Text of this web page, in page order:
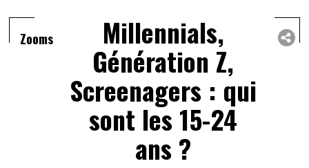
Zooms Millennials,
Génération Z,
Screenagers : qui
sont les 15-24
ans ?